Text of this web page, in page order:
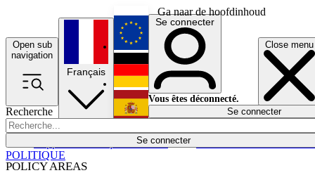
Ga naar de hoofdinhoud
Open sub
navigation
Close menu
Recherche
Se connecter
POLICY AREAS
Économie
Français
English
Deutsch
Español
Se connecter
Vous êtes déconnecté.
Se connecter
POLITIQUE